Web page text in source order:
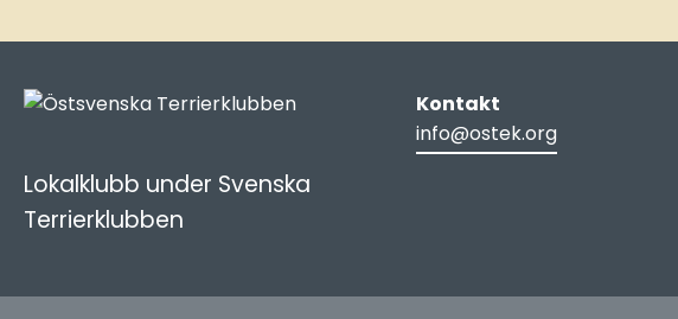
Lokalklubb under Svenska
Terrierklubben
Kontakt
info@ostek.org